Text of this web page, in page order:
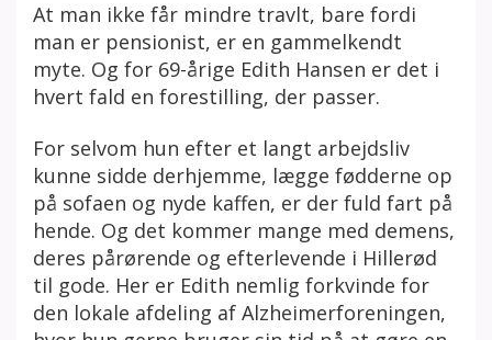
At man ikke får mindre travlt, bare fordi
man er pensionist, er en gammelkendt
myte. Og for 69-årige Edith Hansen er det i
hvert fald en forestilling, der passer.
For selvom hun efter et langt arbejdsliv
kunne sidde derhjemme, lægge fødderne op
på sofaen og nyde kaffen, er der fuld fart på
hende. Og det kommer mange med demens,
deres pårørende og efterlevende i Hillerød
til gode. Her er Edith nemlig forkvinde for
den lokale afdeling af Alzheimerforeningen,